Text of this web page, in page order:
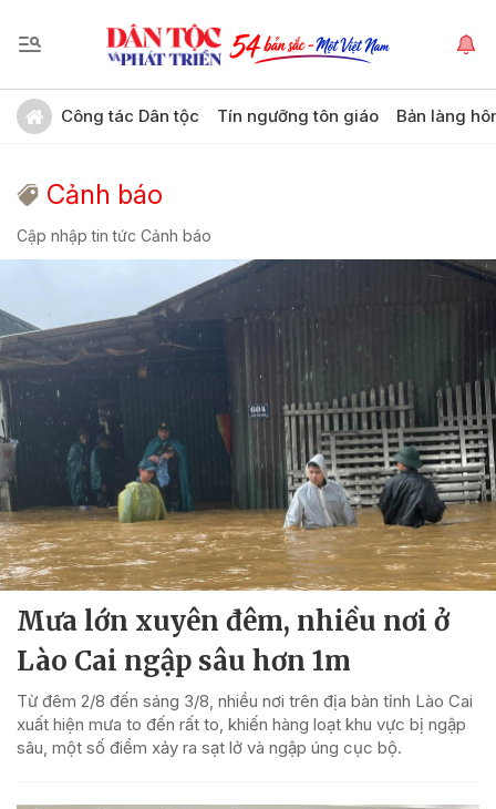
Công tác Dân tộc Tín ngưỡng tôn giáo Bản làng
Cảnh báo
Cập nhập tin tức Cảnh báo
Mưa lớn xuyên đêm, nhiều nơi ở
Lào Cai ngập sâu hơn 1m
Từ đêm 2/8 đến sáng 3/8, nhiều nơi trên địa bàn tỉnh Lào Cai
xuất hiện mưa to đến rất to, khiến hàng loạt khu vực bị ngập
sâu, một số điểm xảy ra sạt lở và ngập úng cục bộ.